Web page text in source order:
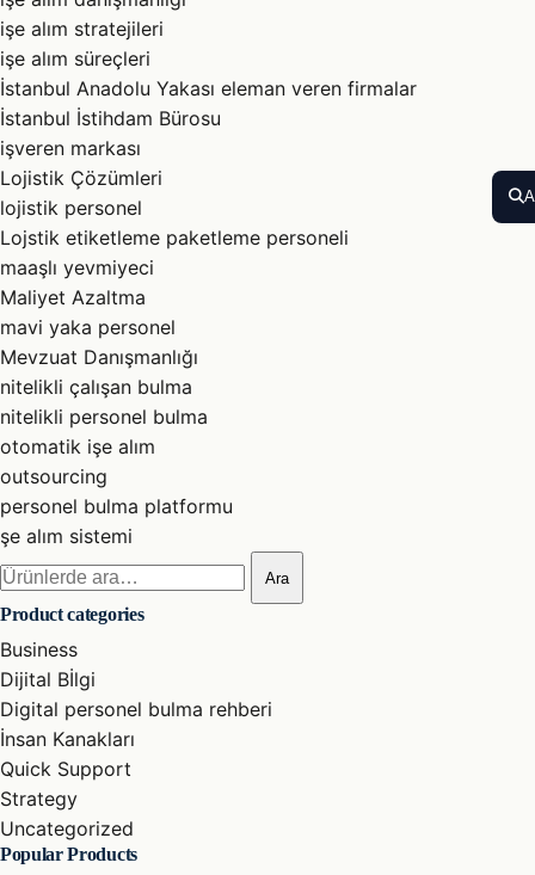
işe alım stratejileri
işe alım süreçleri
İstanbul Anadolu Yakası eleman veren firmalar
İstanbul İstihdam Bürosu
işveren markası
Lojistik Çözümleri
lojistik personel
Lojstik etiketleme paketleme personeli
maaşlı yevmiyeci
Maliyet Azaltma
mavi yaka personel
Mevzuat Danışmanlığı
nitelikli çalışan bulma
nitelikli personel bulma
otomatik işe alım
outsourcing
personel bulma platformu
şe alım sistemi
Ara:
Ara
Product categories
Business
Dijital Bİlgi
Digital personel bulma rehberi
İnsan Kanakları
Quick Support
Strategy
Uncategorized
Popular Products